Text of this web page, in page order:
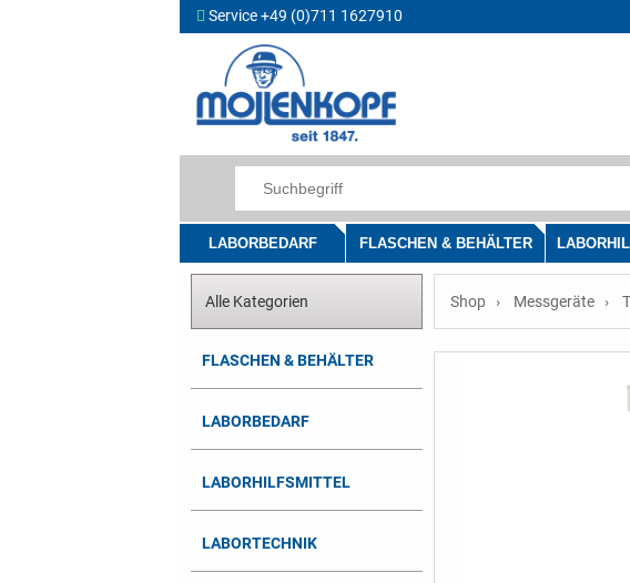
Service +49 (0)711 1627910
LABORBEDARF FLASCHEN & BEHÄLTER
Alle Kategorien
FLASCHEN & BEHÄLTER
LABORBEDARF
LABORHILFSMITTEL
LABORTECHNIK
Shop Messgeräte